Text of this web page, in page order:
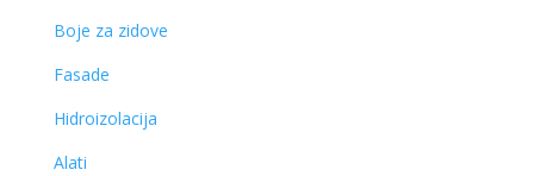
Boje za zidove
Fasade
Hidroizolacija
Alati